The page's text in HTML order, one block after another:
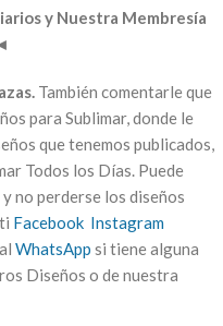
y Nuestra Membresía
También comentarle que
para Sublimar, donde le
que tenemos publicados,
Todos los Días. Puede
no perderse los diseños
Facebook Instagram
WhatsApp si tiene alguna
Diseños o de nuestra